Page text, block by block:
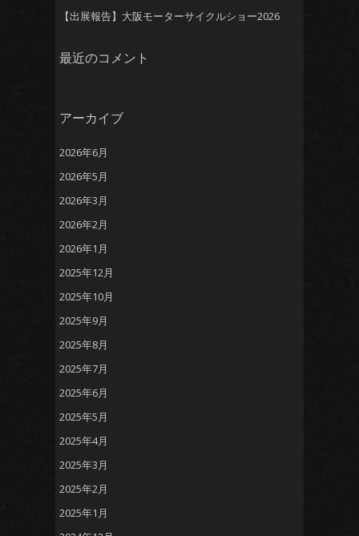
【出展報告】大阪モーターサイクルショー2026
最近のコメント
アーカイブ
2026年6月
2026年5月
2026年3月
2026年2月
2026年1月
2025年12月
2025年10月
2025年9月
2025年8月
2025年7月
2025年6月
2025年5月
2025年4月
2025年3月
2025年2月
2025年1月